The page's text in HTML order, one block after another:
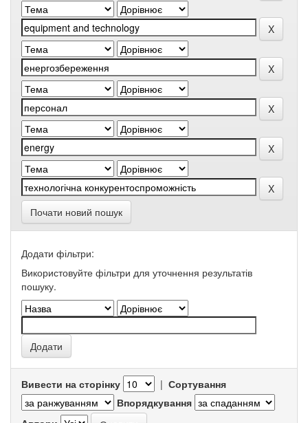
Почати новий пошук
Додати фільтри:
Використовуйте фільтри для уточнення результатів
пошуку.
Вивести на сторінку | Сортування
Впорядкування